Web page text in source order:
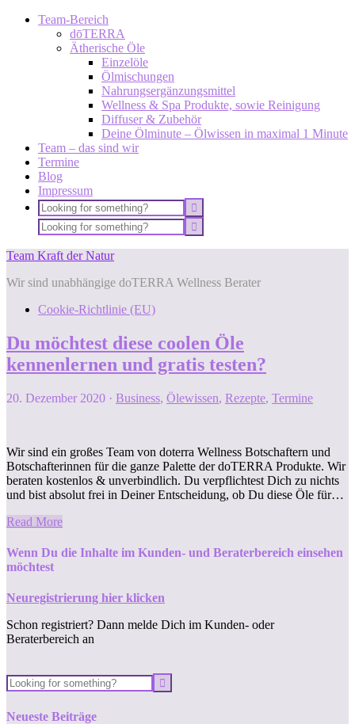
Team-Bereich
dōTERRA
Ätherische Öle
Einzelöle
Ölmischungen
Nahrungsergänzungsmittel
Wellness & Spa Produkte, sowie Reinigung
Diffuser & Zubehör
Deine Ölminute – Ölwissen in maximal 1 Minute
Team – das sind wir
Termine
Blog
Impressum
Team Kraft der Natur
Wir sind unabhängige doTERRA Wellness Berater
Cookie-Richtlinie (EU)
Du möchtest diese coolen Öle
kennenlernen und gratis testen?
20. Dezember 2020 · Business, Ölewissen, Rezepte, Termine
Wir sind ein großes Team von doterra Wellness Botschaftern und
Botschafterinnen für die ganze Palette der doTERRA Produkte. Wir
beraten kostenlos & unverbindlich. Du verpflichtest Dich zu nichts
und bist absolut frei in Deiner Entscheidung, ob Du diese Öle für…
Read More
Wenn Du die Inhalte im Kunden- und Beraterbereich einsehen
möchtest
Neuregistrierung hier klicken
Schon registriert? Dann melde Dich im Kunden- oder
Beraterbereich an
Neueste Beiträge